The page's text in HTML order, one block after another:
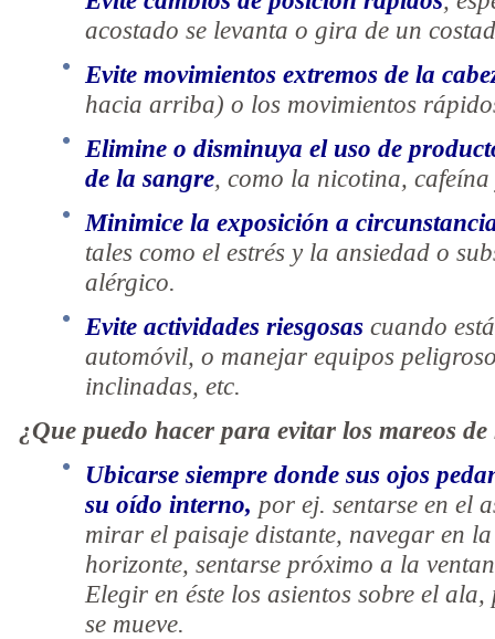
acostado se levanta o gira de un
Evite movimientos extremos de la
hacia arriba) o los movimientos
Elimine o disminuya el uso de
de la sangre, como la nicotina,
Minimice la exposición a
tales como el estrés y la ansiedad o
alérgico.
Evite actividades riesgosas cuando
automóvil, o manejar equipos
inclinadas, etc.
¿Que puedo hacer para evitar los mareos
Ubicarse siempre donde sus ojos
su oído interno, por ej. sentarse en el
mirar el paisaje distante, navegar en
horizonte, sentarse próximo a la
Elegir en éste los asientos sobre el
se mueve.